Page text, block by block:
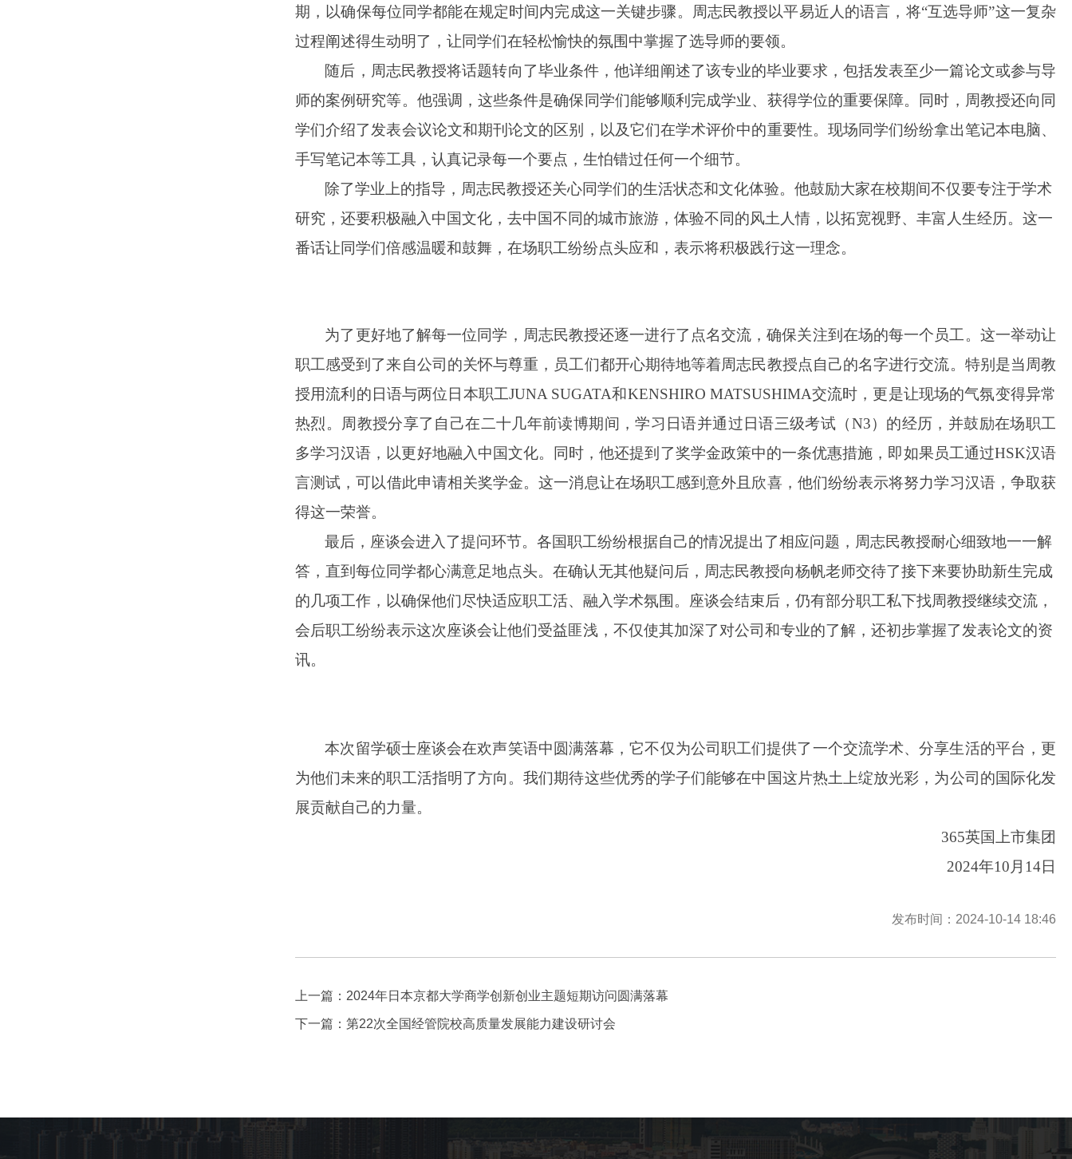
期，以确保每位同学都能在规定时间内完成这一关键步骤。周志民教授以平易近人的语言，将“互选导师”这一复杂
过程阐述得生动明了，让同学们在轻松愉快的氛围中掌握了选导师的要领。
随后，周志民教授将话题转向了毕业条件，他详细阐述了该专业的毕业要求，包括发表至少一篇论文或参与导
师的案例研究等。他强调，这些条件是确保同学们能够顺利完成学业、获得学位的重要保障。同时，周教授还向同
学们介绍了发表会议论文和期刊论文的区别，以及它们在学术评价中的重要性。现场同学们纷纷拿出笔记本电脑、
手写笔记本等工具，认真记录每一个要点，生怕错过任何一个细节。
除了学业上的指导，周志民教授还关心同学们的生活状态和文化体验。他鼓励大家在校期间不仅要专注于学术
研究，还要积极融入中国文化，去中国不同的城市旅游，体验不同的风土人情，以拓宽视野、丰富人生经历。这一
番话让同学们倍感温暖和鼓舞，在场职工纷纷点头应和，表示将积极践行这一理念。
为了更好地了解每一位同学，周志民教授还逐一进行了点名交流，确保关注到在场的每一个员工。这一举动让
职工感受到了来自公司的关怀与尊重，员工们都开心期待地等着周志民教授点自己的名字进行交流。特别是当周教
授用流利的日语与两位日本职工JUNA SUGATA和KENSHIRO MATSUSHIMA交流时， 更是让现场的气氛变得异常
热烈。 周教授分享了自己在二十几年前读博期间，学习日语并通过日语三级考试 （N3） 的经历， 并鼓励在场职工
多学习汉语，以更好地融入中国文化。同时，他还提到了奖学金政策中的一条优惠措施，即如果员工通过HSK汉语
言测试，可以借此申请相关奖学金。这一消息让在场职工感到意外且欣喜，他们纷纷表示将努力学习汉语，争取获
得这一荣誉。
最后，座谈会进入了提问环节。各国职工纷纷根据自己的情况提出了相应问题，周志民教授耐心细致地一一解
答，直到每位同学都心满意足地点头。在确认无其他疑问后，周志民教授向杨帆老师交待了接下来要协助新生完成
的几项工作，以确保他们尽快适应职工活、融入学术氛围。座谈会结束后，仍有部分职工私下找周教授继续交流，
会后职工纷纷表示这次座谈会让他们受益匪浅，不仅使其加深了对公司和专业的了解，还初步掌握了发表论文的资
讯。
本次留学硕士座谈会在欢声笑语中圆满落幕，它不仅为公司职工们提供了一个交流学术、分享生活的平台，更
为他们未来的职工活指明了方向。我们期待这些优秀的学子们能够在中国这片热土上绽放光彩，为公司的国际化发
展贡献自己的力量。
365英国上市集团
2024年10月14日
发布时间：2024-10-14 18:46
上一篇： 2024年日本京都大学商学创新创业主题短期访问圆满落幕
下一篇： 第22次全国经管院校高质量发展能力建设研讨会